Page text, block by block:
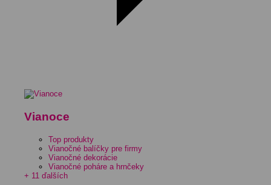
Vianoce
Top produkty
Vianočné balíčky pre firmy
Vianočné dekorácie
Vianočné poháre a hrnčeky
+ 11 ďalších